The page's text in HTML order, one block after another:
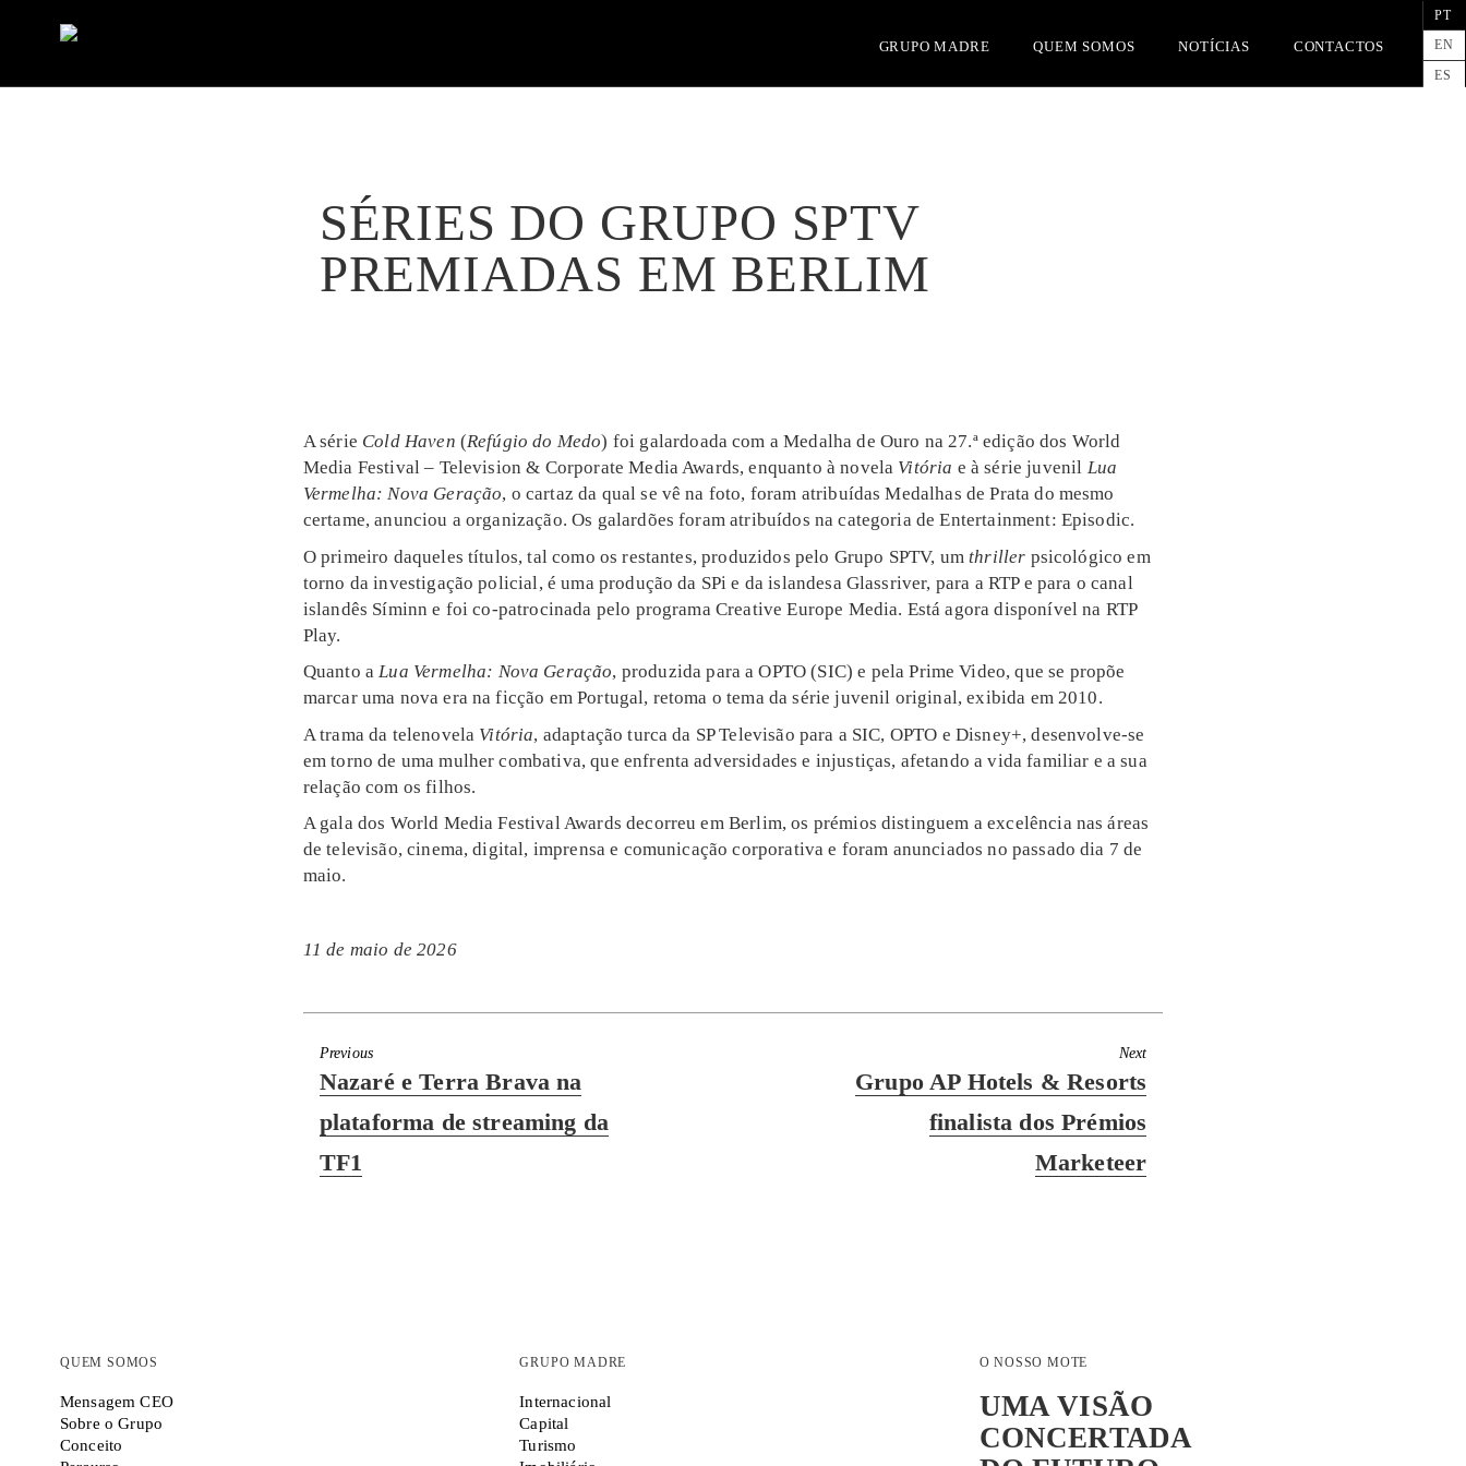
GRUPO MADRE QUEM SOMOS NOTÍCIAS CONTACTOS
SÉRIES DO GRUPO SPTV
PREMIADAS EM BERLIM
A série Cold Haven (Refúgio do Medo) foi galardoada com a Medalha de Ouro na 27.ª edição dos World
Media Festival – Television & Corporate Media Awards, enquanto à novela Vitória e à série juvenil Lua
Vermelha: Nova Geração, o cartaz da qual se vê na foto, foram atribuídas Medalhas de Prata do mesmo
certame, anunciou a organização. Os galardões foram atribuídos na categoria de Entertainment: Episodic.
O primeiro daqueles títulos, tal como os restantes, produzidos pelo Grupo SPTV, umthriller psicológico em
torno da investigação policial, é uma produção da SPi e da islandesa Glassriver, para a RTP e para o canal
islandês Síminn e foi co-patrocinada pelo programa Creative Europe Media. Está agora disponível na RTP
Play.
Quanto aLua Vermelha: Nova Geração, produzida para a OPTO (SIC) e pela Prime Video, que se propõe
marcar uma nova era na ficção em Portugal, retoma o tema da série juvenil original, exibida em 2010.
A trama da telenovela Vitória, adaptação turca da SP Televisão para a SIC, OPTO e Disney+, desenvolve-se
em torno de uma mulher combativa, que enfrenta adversidades e injustiças, afetando a vida familiar e a sua
relação com os filhos.
A gala dos World Media Festival Awards decorreu em Berlim, os prémios distinguem a excelência nas áreas
de televisão, cinema, digital, imprensa e comunicação corporativa e foram anunciados no passado dia 7 de
maio.
11 de maio de 2026
Previous
Previous
Nazaré e Terra Brava na
plataforma de streaming da
TF1
Next
Next
Grupo AP Hotels & Resorts
finalista dos Prémios
Marketeer
QUEM SOMOS
Mensagem CEO
Sobre o Grupo
Conceito
GRUPO MADRE
Internacional
Capital
Turismo
O NOSSO MOTE
UMA VISÃO
CONCERTADA
PT
EN
ES